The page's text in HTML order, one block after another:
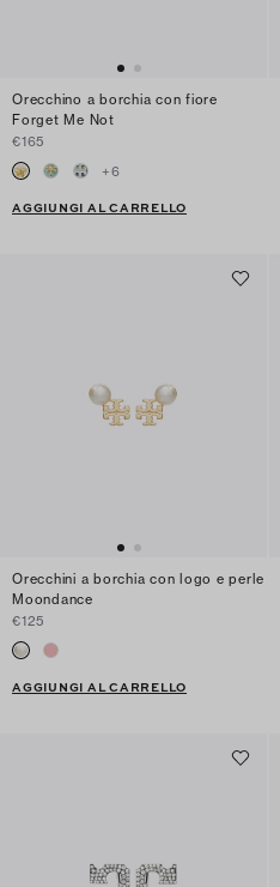
Orecchino a borchia con fiore
Forget Me Not
€165
+6
AGGIUNGI AL CARRELLO
Orecchini a borchia con logo e perle
Moondance
€125
AGGIUNGI AL CARRELLO